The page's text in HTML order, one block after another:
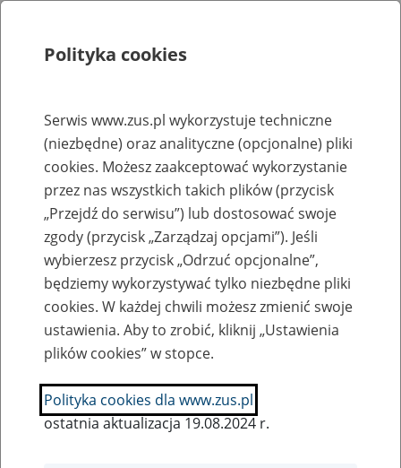
Rejestry, ewidencje i archiwa
Baza zlikwidowanych lub
przekształconych zakładów pracy
Nazwa zakładu pracy:
SZUKAJ
Polityka cookies
Serwis www.zus.pl wykorzystuje techniczne
(niezbędne) oraz analityczne (opcjonalne) pliki
cookies. Możesz zaakceptować wykorzystanie
przez nas wszystkich takich plików (przycisk
„Przejdź do serwisu”) lub dostosować swoje
zgody (przycisk „Zarządzaj opcjami”). Jeśli
wybierzesz przycisk „Odrzuć opcjonalne”,
będziemy wykorzystywać tylko niezbędne pliki
cookies. W każdej chwili możesz zmienić swoje
ustawienia. Aby to zrobić, kliknij „Ustawienia
plików cookies” w stopce.
Polityka cookies dla www.zus.pl
ostatnia aktualizacja 19.08.2024 r.